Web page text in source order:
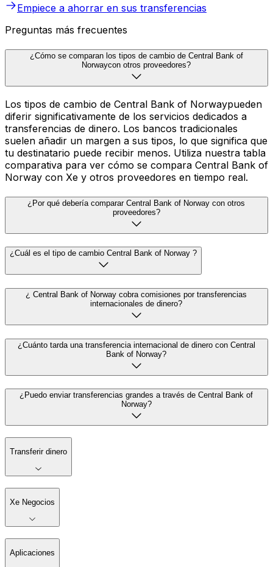
Empiece a ahorrar en sus transferencias
Preguntas más frecuentes
¿Cómo se comparan los tipos de cambio de Central Bank of
Norwaycon otros proveedores?
Los tipos de cambio de Central Bank of Norwaypueden
diferir significativamente de los servicios dedicados a
transferencias de dinero. Los bancos tradicionales
suelen añadir un margen a sus tipos, lo que significa que
tu destinatario puede recibir menos. Utiliza nuestra tabla
comparativa para ver cómo se compara Central Bank of
Norway con Xe y otros proveedores en tiempo real.
¿Por qué debería comparar Central Bank of Norway con otros
proveedores?
¿Cuál es el tipo de cambio Central Bank of Norway ?
¿ Central Bank of Norway cobra comisiones por transferencias
internacionales de dinero?
¿Cuánto tarda una transferencia internacional de dinero con Central
Bank of Norway?
¿Puedo enviar transferencias grandes a través de Central Bank of
Norway?
Transferir dinero
Xe Negocios
Aplicaciones